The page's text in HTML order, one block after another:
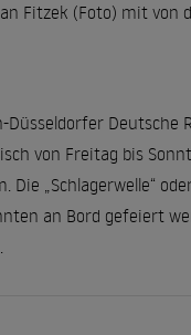
Fitzek (Foto) mit von
von Freitag bis
„Schlagerwelle“
an Bord gefeiert